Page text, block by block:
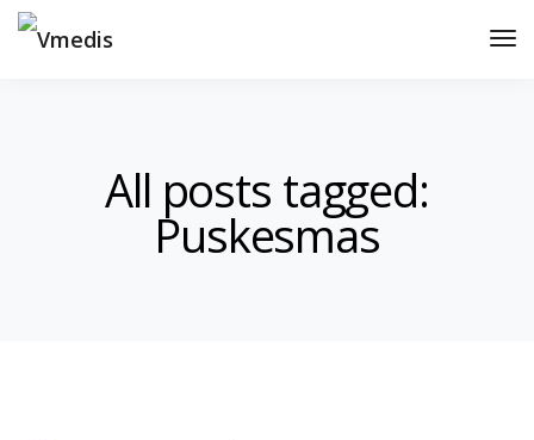
All posts tagged:
Puskesmas